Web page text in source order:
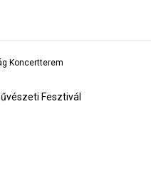
Koncertterem
Fesztivál